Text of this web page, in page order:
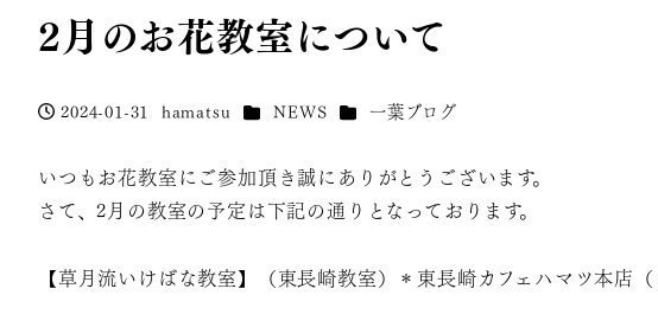
2月のお花教室について
投稿日
2024-01-31
著
hamatsu カテゴリー
NEWS カテゴリー
一葉ブログ
いつもお花教室にご参加頂き誠にありがとうございます。
さて、2月の教室の予定は下記の通りとなっております。
【草月流いけばな教室】（東長崎教室）＊東長崎カフェハマツ本店